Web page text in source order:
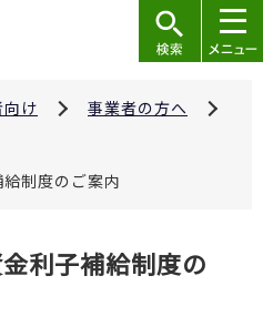
け
事業者の方へ
制度のご案内
利子補給制度の